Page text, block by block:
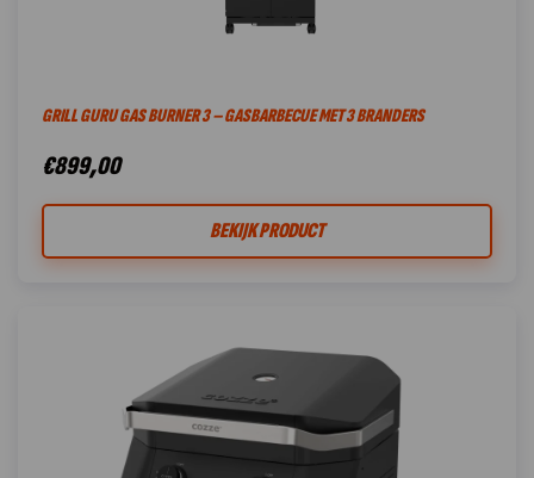
GRILL GURU GAS BURNER 3 – GASBARBECUE MET 3 BRANDERS
€899,00
BEKIJK PRODUCT